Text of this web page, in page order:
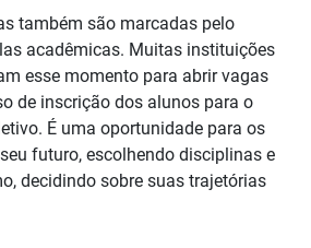
também são marcadas pelo
acadêmicas. Muitas instituições
esse momento para abrir vagas
de inscrição dos alunos para o
É uma oportunidade para os
futuro, escolhendo disciplinas e
decidindo sobre suas trajetórias